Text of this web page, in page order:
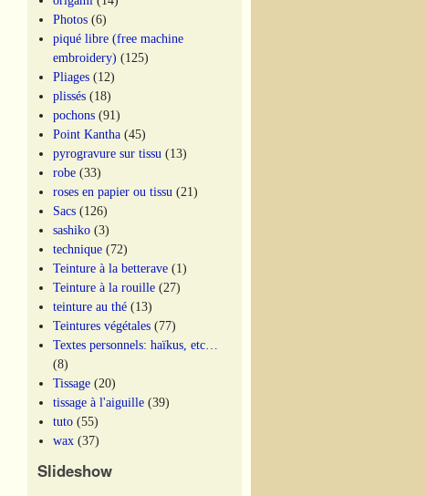
Photos (6)
piqué libre (free machine
embroidery) (125)
Pliages (12)
plissés (18)
pochons (91)
Point Kantha (45)
pyrogravure sur tissu (13)
robe (33)
roses en papier ou tissu (21)
Sacs (126)
sashiko (3)
technique (72)
Teinture à la betterave (1)
Teinture à la rouille (27)
teinture au thé (13)
Teintures végétales (77)
Textes personnels: haïkus, etc…
(8)
Tissage (20)
tissage à l'aiguille (39)
tuto (55)
wax (37)
Slideshow